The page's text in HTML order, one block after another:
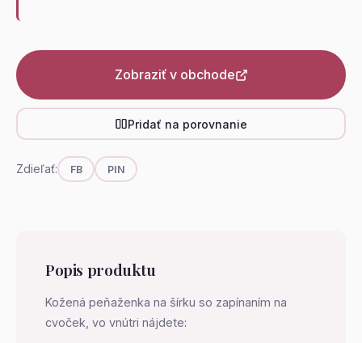
Zobraziť v obchode
Pridať na porovnanie
Zdieľať: FB PIN
Popis produktu
Kožená peňaženka na šírku so zapínaním na
cvoček, vo vnútri nájdete: